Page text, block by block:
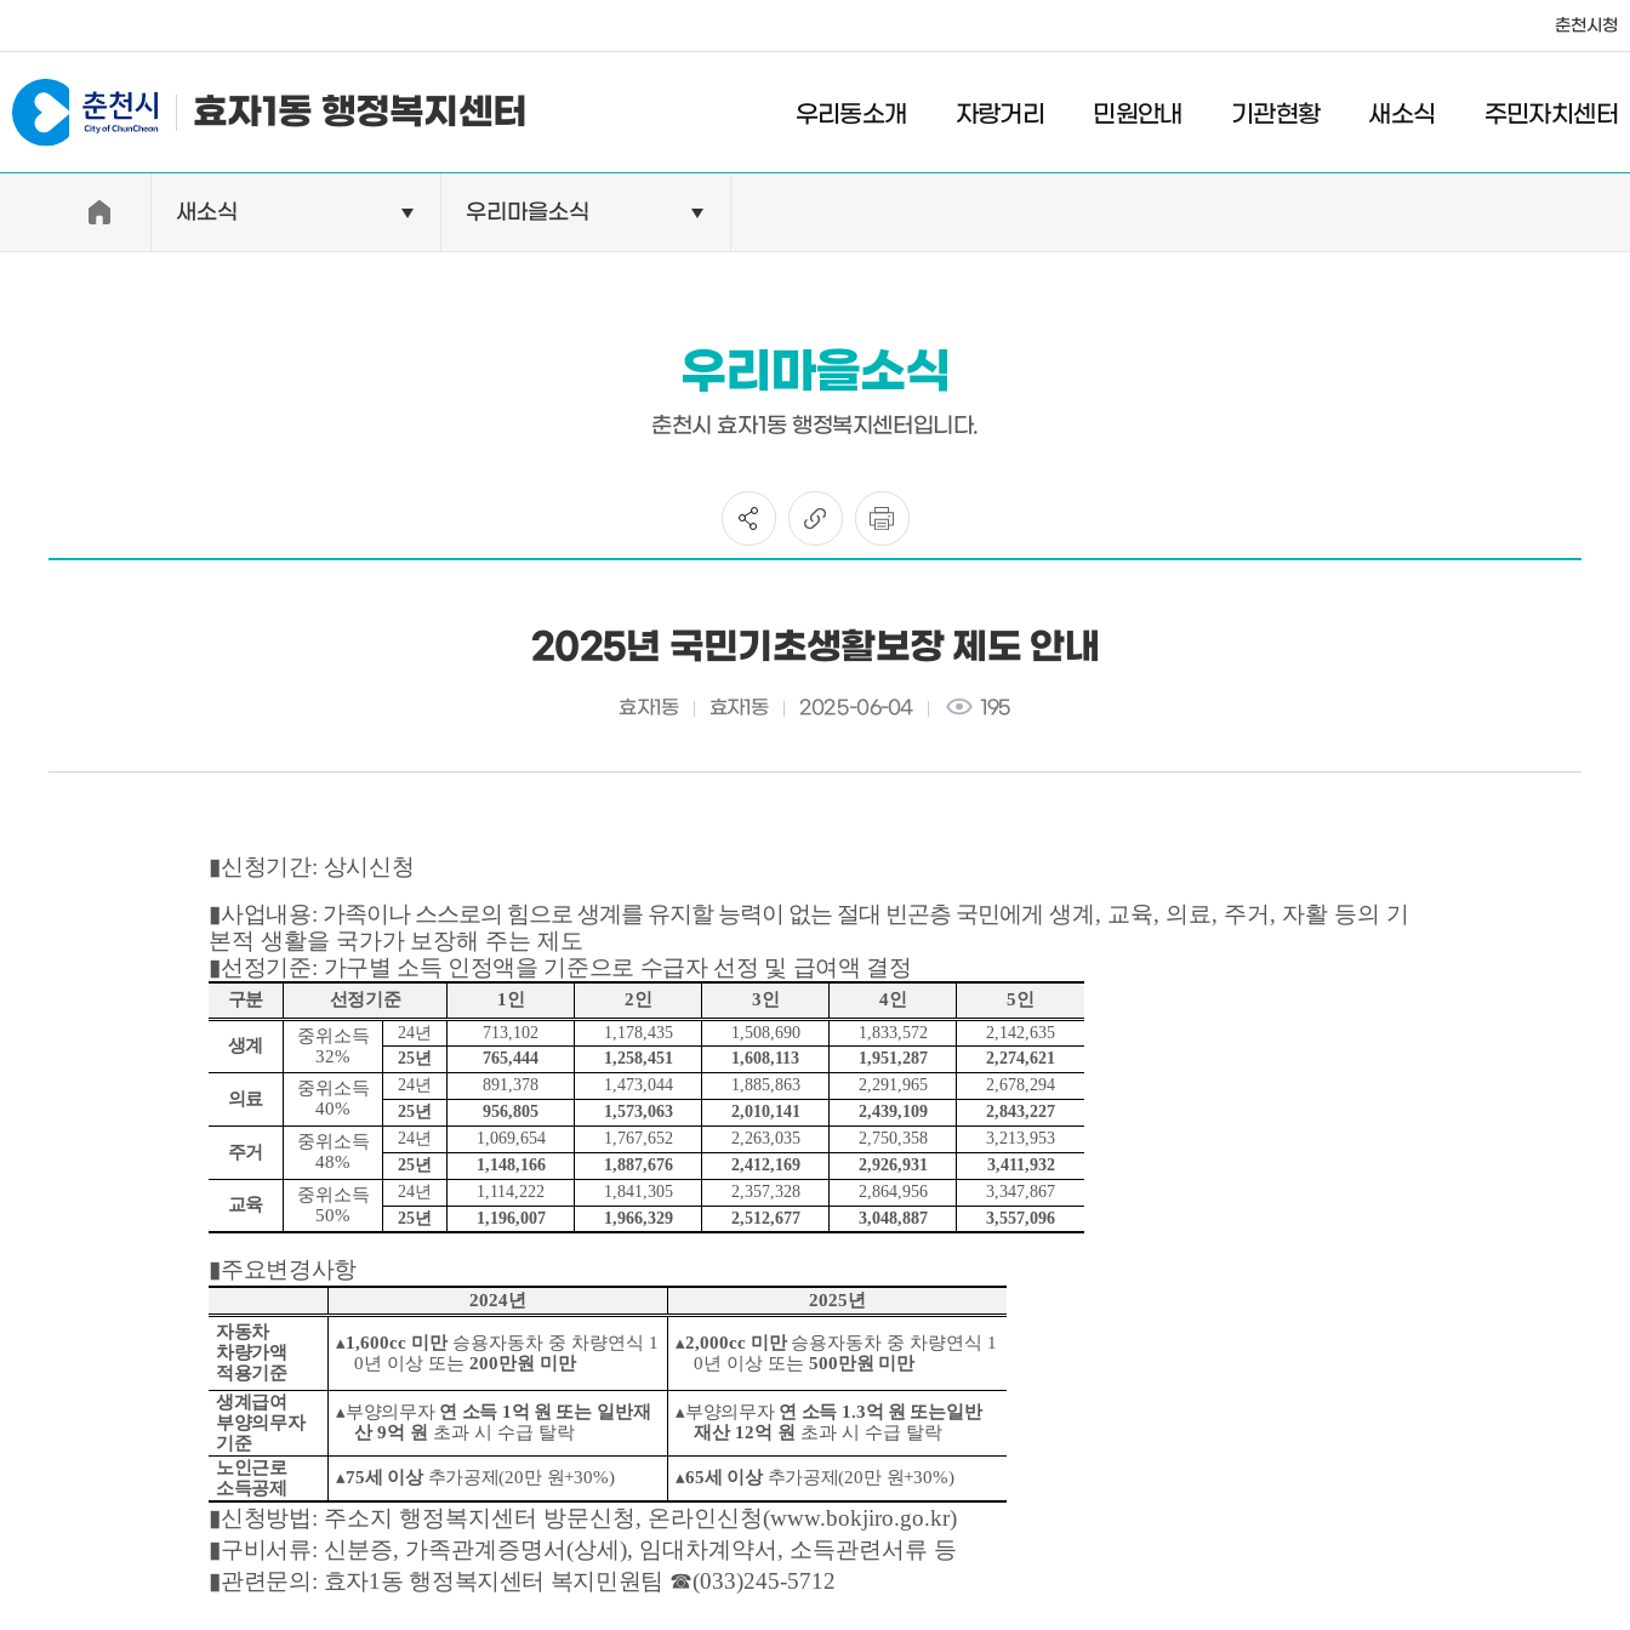
춘천시청
효자1동 행정복지센터 우리동소개
우리동소개
자랑거리 민원안내
민원안내
장애인 편의시설 설치 현황
기관현황
의료기관
약국
새소식 주민자치센터
#일자리지원센터 #물가정보
새소식 우리마을소식
우리마을소식
춘천시 효자1동 행정복지센터입니다.
2025년 국민기초생활보장 제도 안내
효자1동 효자1동 2025-06-04 195
▮신청기간: 상시신청
▮사업내용: 가족이나 스스로의 힘으로 생계를 유지할 능력이 없는 절대 빈곤층 국민에게 생계 , 교육, 의료, 주거 , 자활 등의 기
본적 생활을 국가가 보장해 주는 제도
▮선정기준: 가구별 소득 인정액을 기준으로 수급자 선정 및 급여액 결정
구분 선정기준 1 인 2인 3인 4인 5인
생계
중위소득
32%
24년 713,102 1,178,435 1,508,690 1,833,572
2,142,635
25년 765,444 1,258,451 1,608,113 1,951,287 2,274,621
의료
중위소득
40%
24년 891,378 1,473,044 1,885,863 2,291,965
2,678,294
25년 956,805 1,573,063 2,010,141 2,439,109 2,843,227
주거
중위소득
48%
24년 1,069,654 1,767,652 2,263,035 2,750,358
3,213,953
25년 1,148,166 1,887,676 2,412,169 2,926,931 3,411,932
교육
중위소득
50%
24년 1,114,222 1,841,305 2,357,328 2,864,956
3,347,867
25년 1,196,007 1,966,329 2,512,677 3,048,887 3,557,096
▮주요변경사항
2024년 2025년
자동차
차량가액
적용기준
▴1,600cc 미만 승용자동차 중 차량연식 1
0년 이상 또는 200만원 미만
▴2,000cc 미만 승용자동차 중 차량연식 1
0년 이상 또는 500만원 미만
생계급여
부양의무자
기준
▴부양의무자 연 소득1 억 원 또는 일반재
산9억 원 초과 시 수급 탈락
▴부양의무자 연 소득1.3억 원 또는일반
재산12억 원 초과 시 수급 탈락
노인근로
소득공제
▴75세 이상 추가공제(20만 원+30%) ▴65세 이상 추가공제(20만 원+30%)
▮신청방법: 주소지 행정복지센터 방문신청, 온라인신청(www.bokjiro.go.kr)
▮구비서류: 신분증, 가족관계증명서(상세 ), 임대차계약서 , 소득관련서류 등
▮관련문의 : 효자1 동 행정복지센터 복지민원팀 ☎(033)245-5712